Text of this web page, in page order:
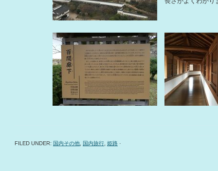
FILED UNDER: 国内その他 国内旅行 姫路 ·